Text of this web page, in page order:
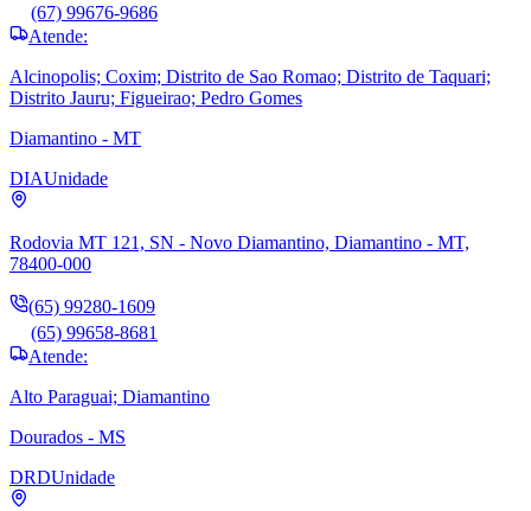
(67) 99676-9686
Atende:
Alcinopolis; Coxim; Distrito de Sao Romao; Distrito de Taquari;
Distrito Jauru; Figueirao; Pedro Gomes
Diamantino - MT
DIAUnidade
Rodovia MT 121, SN - Novo Diamantino, Diamantino - MT,
78400-000
(65) 99280-1609
(65) 99658-8681
Atende:
Alto Paraguai; Diamantino
Dourados - MS
DRDUnidade